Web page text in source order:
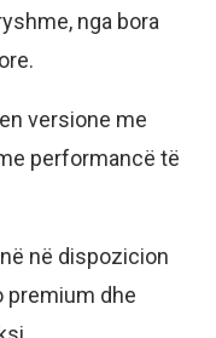
nga bora
versione me
performancë të
në dispozicion
premium dhe